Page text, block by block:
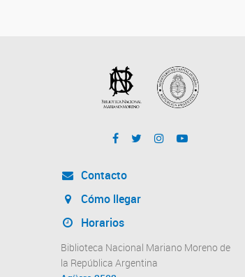
Contacto
Cómo llegar
Horarios
Biblioteca Nacional Mariano Moreno de
la República Argentina